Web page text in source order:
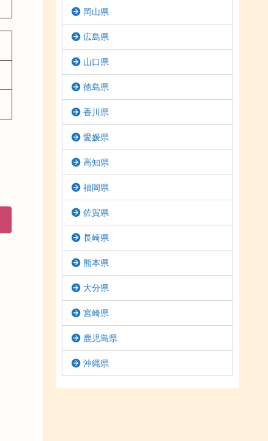
岡山県
広島県
山口県
徳島県
香川県
愛媛県
高知県
福岡県
佐賀県
長崎県
熊本県
大分県
宮崎県
鹿児島県
沖縄県